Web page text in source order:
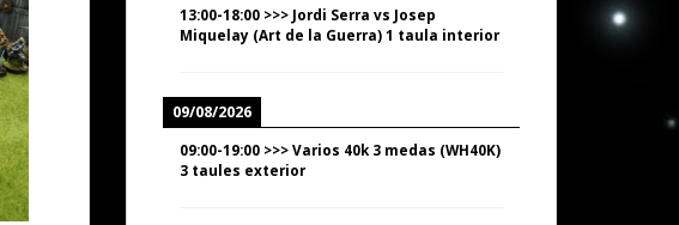
13:00-18:00 >>> Jordi Serra vs Josep
Miquelay (Art de la Guerra) 1 taula interior
09/08/2026
09:00-19:00 >>>Varios 40k 3 medas (WH40K)
3 taules exterior